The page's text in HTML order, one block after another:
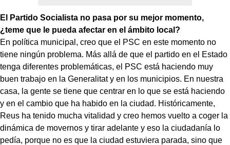
El Partido Socialista no pasa por su mejor momento,
¿teme que le pueda afectar en el ámbito local?
En política municipal, creo que el PSC en este momento no
tiene ningún problema. Más allá de que el partido en el Estado
tenga diferentes problemáticas, el PSC está haciendo muy
buen trabajo en la Generalitat y en los municipios. En nuestra
casa, la gente se tiene que centrar en lo que se está haciendo
y en el cambio que ha habido en la ciudad. Históricamente,
Reus ha tenido mucha vitalidad y creo hemos vuelto a coger la
dinámica de movernos y tirar adelante y eso la ciudadanía lo
pedía, porque no es que la ciudad estuviera parada, sino que